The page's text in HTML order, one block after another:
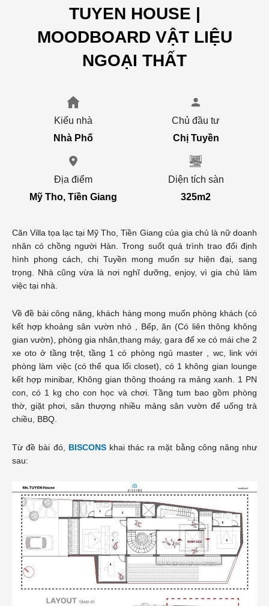
TUYEN HOUSE |
MOODBOARD VẬT LIỆU
NGOẠI THẤT
Kiểu nhà
Nhà Phố
Chủ đầu tư
Chị Tuyền
Địa điểm
Mỹ Tho, Tiền Giang
Diện tích sàn
325m2
Căn Villa tọa lạc tại Mỹ Tho, Tiền Giang của gia chủ là nữ doanh
nhân có chồng người Hàn. Trong suốt quá trình trao đổi định
hình phong cách, chị Tuyền mong muốn sự hiện đại, sang
trọng. Nhà cũng vừa là nơi nghĩ dưỡng, enjoy, vì gia chủ làm
việc tại nhà.
Về đề bài công năng, khách hàng mong muốn phòng khách (có
kết hợp khoảng sân vườn nhỏ , Bếp, ăn (Có liên thông không
gian vườn), phòng gia nhân,thang máy, gara để xe có mái che 2
xe oto ở tầng trệt, tầng 1 có phòng ngủ master , wc, link với
phòng làm việc (có thể qua lối closet), có 1 không gian lounge
kết hợp minibar, Không gian thông thoáng ra mảng xanh. 1 PN
con, có 1 kg cho con học và chơi. Tầng tum bao gồm phòng
thờ, giặt phơi, sân thượng nhiều mảng sân vườn để uống trà
chiều, BBQ.
Từ đề bài đó, BISCONSkhai thác ra mặt bằng công năng như
sau: